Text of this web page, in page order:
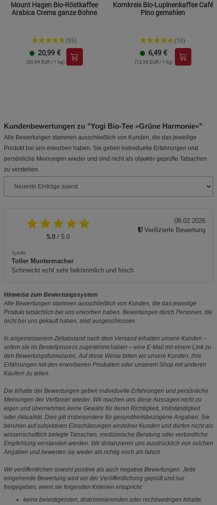
Mount Hagen Bio-Röstkaffee
Arabica Crema ganze Bohne
(55)
20,99 €
(20,99 EUR / 1 kg)
Kornkreis Bio-Lupinenkaffee Café
Pino gemahlen
(10)
6,49 €
(12,98 EUR / 1 kg)
Kundenbewertungen zu "Yogi Bio-Tee »Grüne Harmonie«"
Alle Bewertungen stammen ausschließlich von Kunden, die das jeweilige
Produkt bei uns erworben haben. Sie geben individuelle Erfahrungen und
persönliche Meinungen wieder und sind nicht als objektiv geprüfte Tatsachen
zu verstehen.
5.0 / 5.0
Sybilla
Toller Muntermacher
Schmeckt echt sehr bekömmlich und frisch
08.02.2026
Verifizierte Bewertung
Hinweise zum Bewertungssystem
Alle Bewertungen stammen ausschließlich von Kunden, die das jeweilige
Produkt tatsächlich bei uns erworben haben. Bewertungen durch Personen, die
nicht bei uns gekauft haben, sind ausgeschlossen.
In angemessenem Zeitabstand nach dem Versand erhalten unsere Kunden –
sofern sie im Bestellprozess zugestimmt haben – eine E-Mail mit einem Link zu
den Bewertungsformularen. Auf diese Weise bitten wir unsere Kunden, ihre
Erfahrungen mit den erworbenen Produkten oder unserem Shop mit anderen
Käufern zu teilen.
Die Inhalte der Bewertungen geben individuelle Erfahrungen und persönliche
Meinungen der Verfasser wieder. Wir machen uns diese Aussagen nicht zu
eigen und übernehmen keine Gewähr für deren Richtigkeit, Vollständigkeit
oder Aktualität. Dies gilt insbesondere für gesundheitsbezogene Angaben: Sie
beruhen auf subjektiven Einschätzungen einzelner Kunden und dürfen nicht als
wissenschaftlich belegte Tatsachen, medizinische Beratung oder verbindliche
Empfehlung verstanden werden. Wir distanzieren uns ausdrücklich von solchen
Angaben und bewerten sie weder als richtig noch als falsch.
Wir veröffentlichen sowohl positive als auch negative Bewertungen. Jede
eingehende Bewertung wird vor der Veröffentlichung geprüft und nur
freigegeben, wenn sie folgenden Kriterien entspricht:
keine beleidigenden, diskriminierenden oder rechtswidrigen Inhalte,